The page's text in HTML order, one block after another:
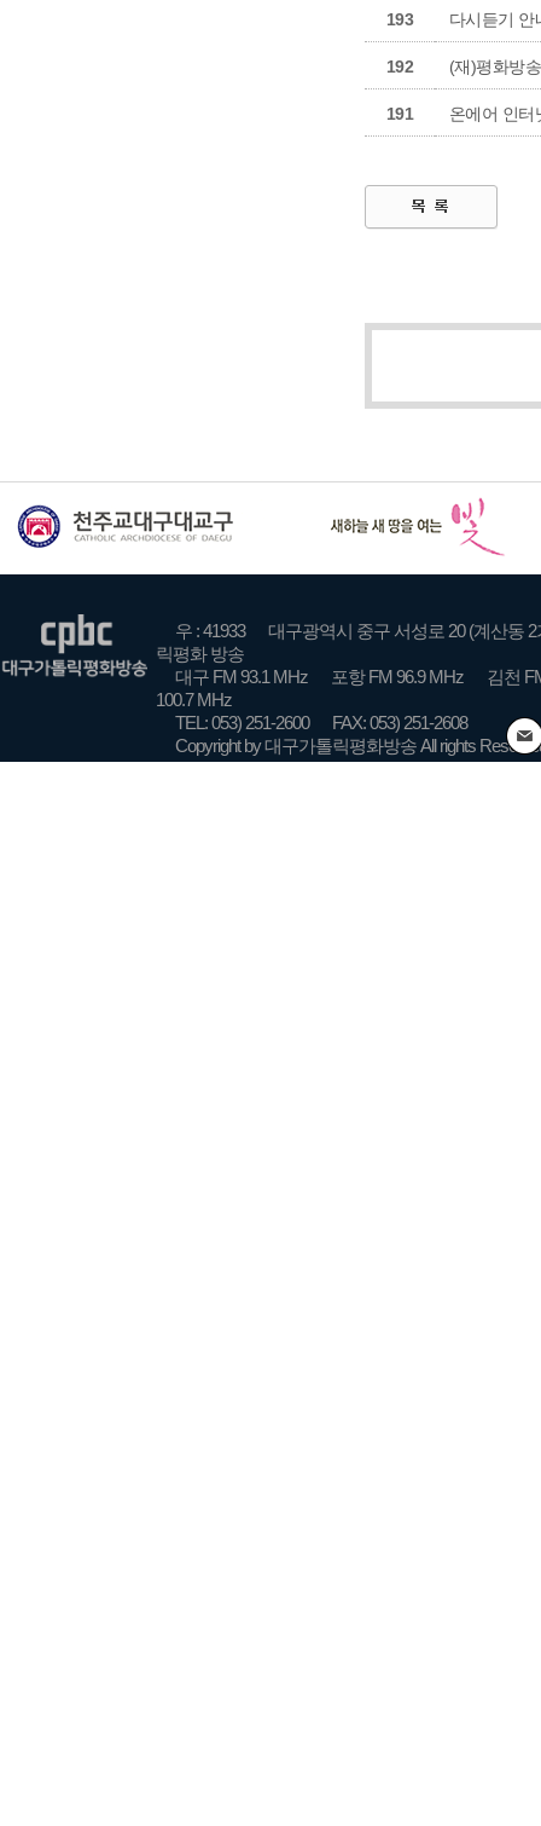
193 다시듣기 안
192 (재)평화방
191 온에어 인터
우 : 41933
대구광역시 중구 서성로 20 (계산동 2
릭평화 방송
대구 FM 93.1 MHz
포항 FM 96.9 MHz
김천
100.7 MHz
TEL: 053) 251-2600
FAX: 053) 251-2608
Copyright by 대구가톨릭평화방송 All rights